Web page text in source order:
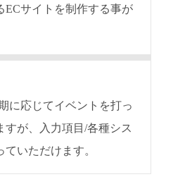
ECサイトを制作する事が
に応じてイベントを打っ
すが、入力項目/各種シス
いただけます。